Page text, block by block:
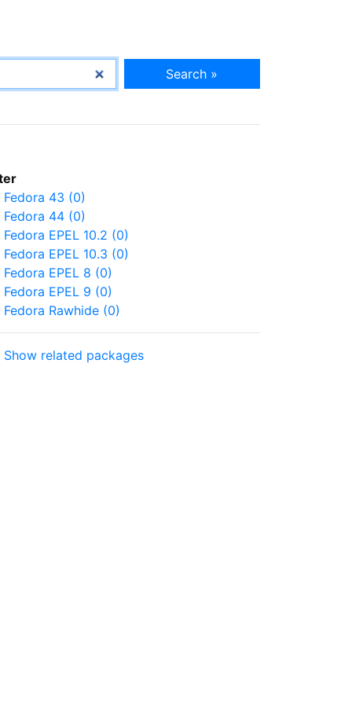
Search »
Fedora 43 (0)
Fedora 44 (0)
Fedora EPEL 10.2 (0)
Fedora EPEL 10.3 (0)
Fedora EPEL 8 (0)
Fedora EPEL 9 (0)
Fedora Rawhide (0)
Show related packages